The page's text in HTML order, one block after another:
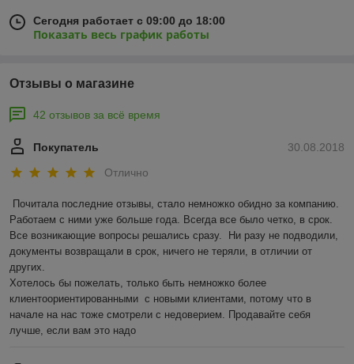
Сегодня работает с 09:00 до 18:00
Показать весь график работы
Отзывы о магазине
42 отзывов за всё время
30.08.2018
Покупатель
Отлично
Почитала последние отзывы, стало немножко обидно за компанию.
Работаем с ними уже больше года. Всегда все было четко, в срок.
Все возникающие вопросы решались сразу.  Ни разу не подводили,
документы возвращали в срок, ничего не теряли, в отличии от
других.
Хотелось бы пожелать, только быть немножко более
клиентоориентированными  с новыми клиентами, потому что в
начале на нас тоже смотрели с недоверием. Продавайте себя
лучше, если вам это надо